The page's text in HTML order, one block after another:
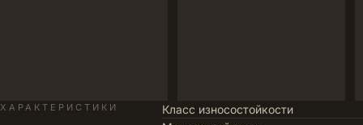
ХАРАКТЕРИСТИКИ
Класс износостойкости